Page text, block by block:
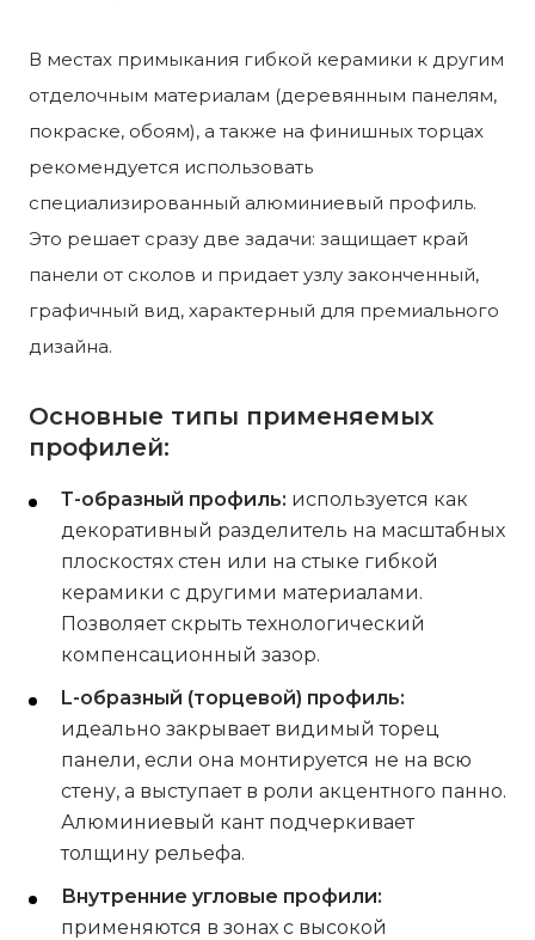
В местах примыкания гибкой керамики к другим
отделочным материалам (деревянным панелям,
покраске, обоям), а также на финишных торцах
рекомендуется использовать
специализированный алюминиевый профиль.
Это решает сразу две задачи: защищает край
панели от сколов и придает узлу законченный,
графичный вид, характерный для премиального
дизайна.
Основные типы применяемых
профилей:
Т-образный профиль: используется как
декоративный разделитель на масштабных
плоскостях стен или на стыке гибкой
керамики с другими материалами.
Позволяет скрыть технологический
компенсационный зазор.
L-образный (торцевой) профиль:
идеально закрывает видимый торец
панели, если она монтируется не на всю
стену, а выступает в роли акцентного панно.
Алюминиевый кант подчеркивает
толщину рельефа.
Внутренние угловые профили:
применяются в зонах с высокой